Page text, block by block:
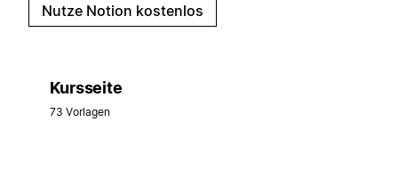
Nutze Notion kostenlos
Kursseite
73 Vorlagen